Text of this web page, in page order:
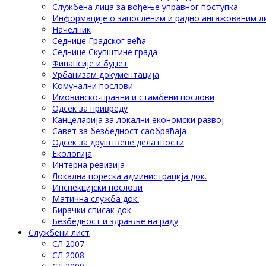
Службена лица за вођење управног поступка
Информације о запосленим и радно ангажованим
Начелник
Седнице Градског већа
Седнице Скупштине града
Финансије и буџет
Урбанизам документација
Комунални послови
Имовинско-правни и стамбени послови
Одсек за привреду
Канцеларија за локални економски развој
Савет за безбедност саобраћаја
Одсек за друштвене делатности
Eкологија
Интерна ревизија
Локална пореска администрација док.
Инспекцијски послови
Матична служба док.
Бирачки списак док.
Безбедност и здравље на раду
Службени лист
СЛ 2007
СЛ 2008